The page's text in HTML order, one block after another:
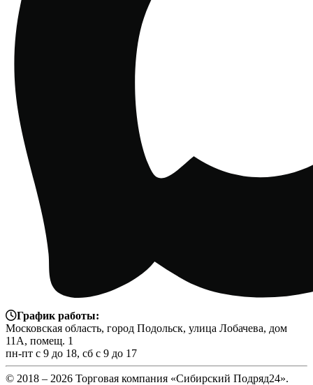
График работы:
Московская область, город Подольск, улица Лобачева, дом
11А, помещ. 1
пн-пт с 9 до 18, сб с 9 до 17
© 2018 – 2026 Торговая компания «Сибирский Подряд24».